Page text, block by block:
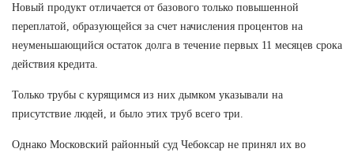
Новый продукт отличается от базового только повышенной
переплатой, образующейся за счет начисления процентов на
неуменьшающийся остаток долга в течение первых 11 месяцев срока
действия кредита.
Только трубы с курящимся из них дымком указывали на
присутствие людей, и было этих труб всего три.
Однако Московский районный суд Чебоксар не принял их во